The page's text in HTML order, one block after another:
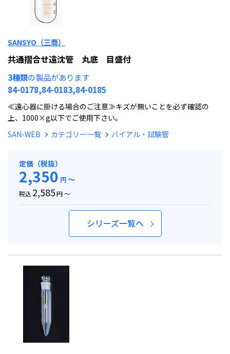
SANSYO（三商）
共通摺合せ遠沈管 丸底 目盛付
3種類の製品があります
84-0178,84-0183,84-0185
≪遠心器に掛ける場合のご注意≫キズが無いことを必ず確認の
上、1000×g以下でご使用下さい。
SAN-WEB
カテゴリー一覧 バイアル・試験管
定価（税抜）
2,350 円～
税込 2,585円 ～
シリーズ一覧へ